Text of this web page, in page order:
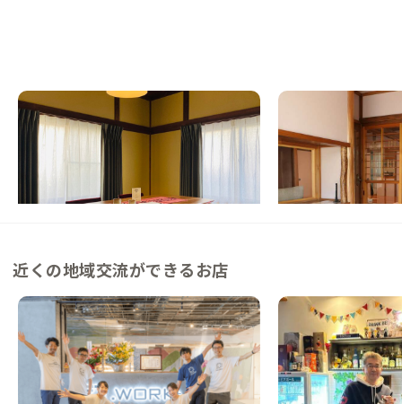
甲府B邸
山梨県 戸建て
【駅徒歩12分】山梨の中心繁華街にあるジ
ャズバー隣接の家
この家からの距離 28km
神奈川県 戸建て
【まるっと貸切専用
で、何もしない時間
この家からの距離 29km
近くの地域交流ができるお店